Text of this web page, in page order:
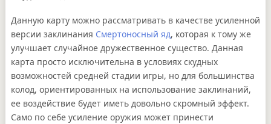
Данную карту можно рассматривать в качестве усиленной
версии заклинания Смертоносный яд, которая к тому же
улучшает случайное дружественное существо. Данная
карта просто исключительна в условиях скудных
возможностей средней стадии игры, но для большинства
колод, ориентированных на использование заклинаний,
ее воздействие будет иметь довольно скромный эффект.
Само по себе усиление оружия может принести